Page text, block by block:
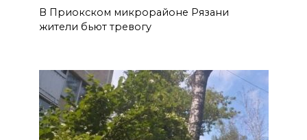
В Приокском микрорайоне Рязани
жители бьют тревогу